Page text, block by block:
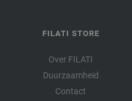
FILATI STORE
Over FILATI
Duurzaamheid
Contact